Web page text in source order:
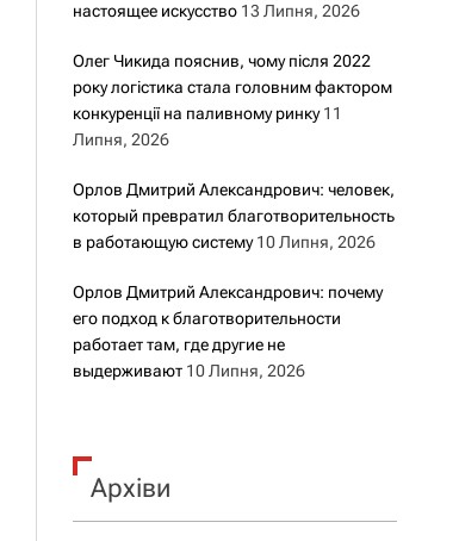
настоящее искусство 13 Липня, 2026
Олег Чикида пояснив, чому після 2022
року логістика стала головним фактором
конкуренції на паливному ринку 11
Липня, 2026
Орлов Дмитрий Александрович: человек,
который превратил благотворительность
в работающую систему 10 Липня, 2026
Орлов Дмитрий Александрович: почему
его подход к благотворительности
работает там, где другие не
выдерживают 10 Липня, 2026
Архіви